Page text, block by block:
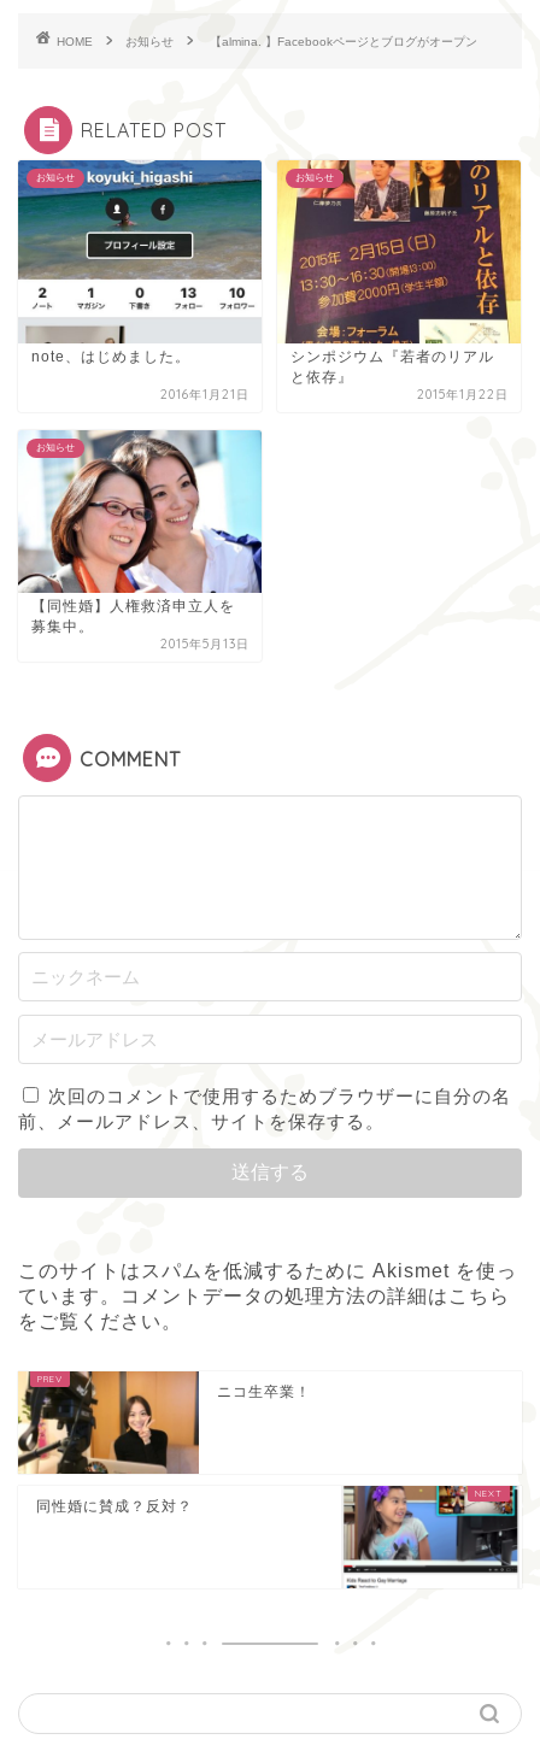
HOME お知らせ 【almina. 】Facebookページとブログがオープン
RELATED POST
お知らせ
note、はじめました。
2016年1月21日
お知らせ
シンポジウム『若者のリアル
と依存』
2015年1月22日
お知らせ
【同性婚】人権救済申立人を
募集中。
2015年5月13日
COMMENT
次回のコメントで使用するためブラウザーに自分の名
前、メールアドレス、サイトを保存する。
このサイトはスパムを低減するために Akismet を使っ
ています。
コメントデータの処理方法の詳細はこちら
をご覧ください 。
ニコ生卒業！
同性婚に賛成？反対？